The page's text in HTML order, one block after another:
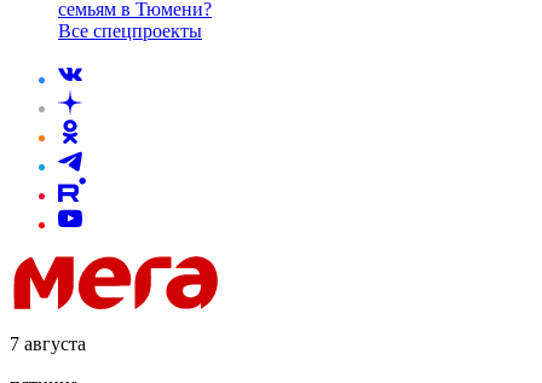
Все спецпроекты
7 августа